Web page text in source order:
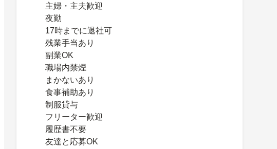
主婦・主夫歓迎
夜勤
17時までに退社可
残業手当あり
副業OK
職場内禁煙
まかないあり
食事補助あり
制服貸与
フリーター歓迎
履歴書不要
友達と応募OK